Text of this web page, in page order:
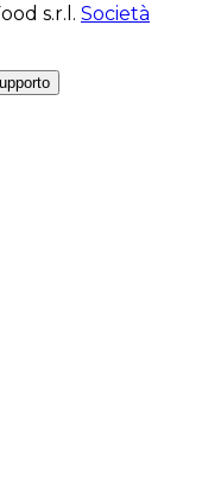
s.r.l. Società